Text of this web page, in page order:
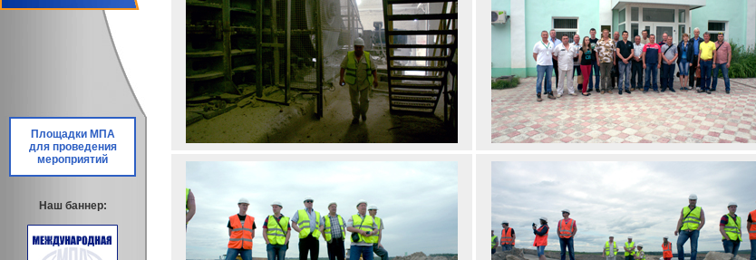
Площадки МПА
для проведения
мероприятий
Наш баннер: